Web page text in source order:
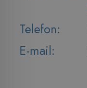
Telefon:
E-mail: